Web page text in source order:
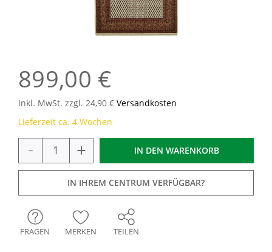
899,00 €
Inkl. MwSt. zzgl. 24,90 € Versandkosten
Lieferzeit ca. 4 Wochen
- + IN DEN WARENKORB
IN IHREM CENTRUM VERFÜGBAR?
FRAGEN MERKEN TEILEN